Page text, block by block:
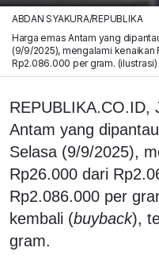
ABDAN SYAKURA/REPUBLIKA
Harga emas Antam yang
(9/9/2025), mengalami
Rp2.086.000 per gram. (ilustrasi)
REPUBLIKA.CO.ID,
Antam yang
Selasa (9/9/2025),
Rp26.000 dari
Rp2.086.000 per
kembali (buyback),
gram.